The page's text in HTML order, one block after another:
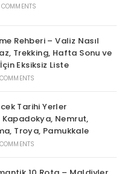
Rehberi – Valiz Nasıl
Trekking, Hafta Sonu ve
Eksiksiz Liste
Tarihi Yerler
Kapadokya, Nemrut,
Troya, Pamukkale